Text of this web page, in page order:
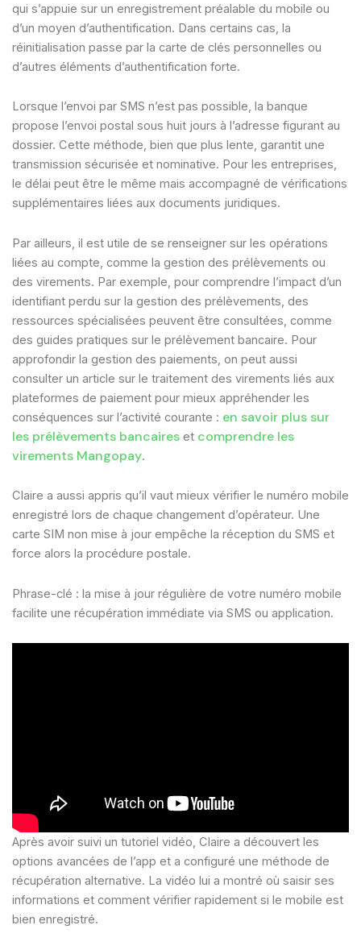
qui s’appuie sur un enregistrement préalable du mobile ou
d’un moyen d’authentification. Dans certains cas, la
réinitialisation passe par la carte de clés personnelles ou
d’autres éléments d’authentification forte.
Lorsque l’envoi par SMS n’est pas possible, la banque
propose l’envoi postal sous huit jours à l’adresse figurant au
dossier. Cette méthode, bien que plus lente, garantit une
transmission sécurisée et nominative. Pour les entreprises,
le délai peut être le même mais accompagné de vérifications
supplémentaires liées aux documents juridiques.
Par ailleurs, il est utile de se renseigner sur les opérations
liées au compte, comme la gestion des prélèvements ou
des virements. Par exemple, pour comprendre l’impact d’un
identifiant perdu sur la gestion des prélèvements, des
ressources spécialisées peuvent être consultées, comme
des guides pratiques sur le prélèvement bancaire. Pour
approfondir la gestion des paiements, on peut aussi
consulter un article sur le traitement des virements liés aux
plateformes de paiement pour mieux appréhender les
conséquences sur l’activité courante : en savoir plus sur
les prélèvements bancaires et comprendre les
virements Mangopay.
Claire a aussi appris qu’il vaut mieux vérifier le numéro mobile
enregistré lors de chaque changement d’opérateur. Une
carte SIM non mise à jour empêche la réception du SMS et
force alors la procédure postale.
Phrase-clé : la mise à jour régulière de votre numéro mobile
facilite une récupération immédiate via SMS ou application.
Après avoir suivi un tutoriel vidéo, Claire a découvert les
options avancées de l’app et a configuré une méthode de
récupération alternative. La vidéo lui a montré où saisir ses
informations et comment vérifier rapidement si le mobile est
bien enregistré.